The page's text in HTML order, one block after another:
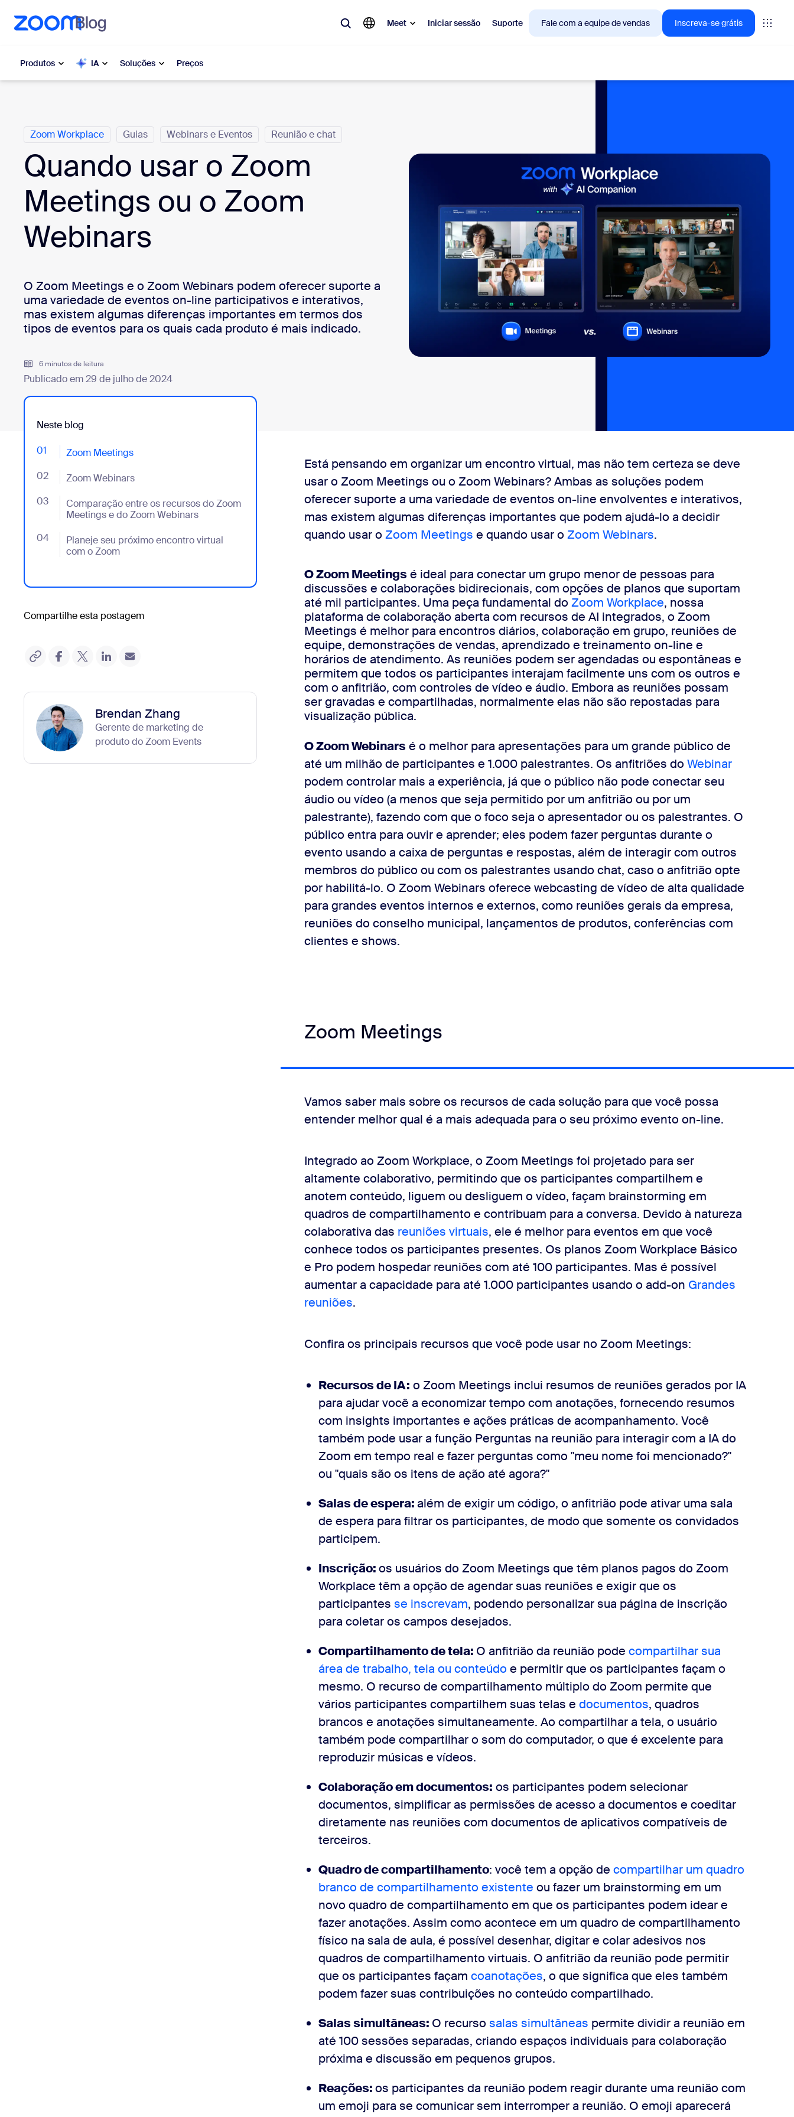
conteúdo principal
o chat de ajuda
Produtos IA Soluções Preços
Meet Iniciar sessão Suporte Fale com a equipe de vendas Inscreva-se grátis
Zoom Workplace
Serviços corporativos da Zoom
Zoom CX
Zoom AI
Aplicativos e integrações
O que está em alta, a tendência do momento, o que está gerando repercussão — as soluções que os clientes Zoom estão buscando no
My Notes Meetings
ZoomMate Rooms
Canvas
Insights de CX
Bonsai
Central de downloads
Categorias
Zoom Workplace Guias Webinars e Eventos Reunião e chat
Quando usar o Zoom
Meetings ou o Zoom
Webinars
O Zoom Meetings e o Zoom Webinars podem oferecer suporte a
uma variedade de eventos on-line participativos e interativos,
mas existem algumas diferenças importantes em termos dos
tipos de eventos para os quais cada produto é mais indicado.
6 minutos de leitura
Publicado em 29 de julho de 2024
Neste blog
01 Zoom Meetings
- Jumplink to Zoom Meetings
02 Zoom Webinars
- Jumplink to Zoom Webinars
03
Comparação entre os recursos do Zoom
Meetings e do Zoom Webinars
- Jumplink to Comparação entre os recursos do Zoom Meetings e do Zoom Webinars
04
Planeje seu próximo encontro virtual
com o Zoom
- Jumplink to Planeje seu próximo encontro virtual com o Zoom
Compartilhe esta postagem
Brendan Zhang
Gerente de marketing de
produto do Zoom Events
Está pensando em organizar um encontro virtual, mas não tem certeza se deve
usar o Zoom Meetings ou o Zoom Webinars? Ambas as soluções podem
oferecer suporte a uma variedade de eventos on-line envolventes e interativos,
mas existem algumas diferenças importantes que podem ajudá-lo a decidir
quando usar o Zoom Meetings e quando usar o Zoom Webinars.
O Zoom Meetings é ideal para conectar um grupo menor de pessoas para
discussões e colaborações bidirecionais, com opções de planos que suportam
até mil participantes. Uma peça fundamental do Zoom Workplace, nossa
plataforma de colaboração aberta com recursos de AI integrados, o Zoom
Meetings é melhor para encontros diários, colaboração em grupo, reuniões de
equipe, demonstrações de vendas, aprendizado e treinamento on-line e
horários de atendimento. As reuniões podem ser agendadas ou espontâneas e
permitem que todos os participantes interajam facilmente uns com os outros e
com o anfitrião, com controles de vídeo e áudio. Embora as reuniões possam
ser gravadas e compartilhadas, normalmente elas não são repostadas para
visualização pública.
O Zoom Webinars é o melhor para apresentações para um grande público de
até um milhão de participantes e 1.000 palestrantes. Os anfitriões do Webinar
podem controlar mais a experiência, já que o público não pode conectar seu
áudio ou vídeo (a menos que seja permitido por um anfitrião ou por um
palestrante), fazendo com que o foco seja o apresentador ou os palestrantes. O
público entra para ouvir e aprender; eles podem fazer perguntas durante o
evento usando a caixa de perguntas e respostas, além de interagir com outros
membros do público ou com os palestrantes usando chat, caso o anfitrião opte
por habilitá-lo. O Zoom Webinars oferece webcasting de vídeo de alta qualidade
para grandes eventos internos e externos, como reuniões gerais da empresa,
reuniões do conselho municipal, lançamentos de produtos, conferências com
clientes e shows.
Zoom Meetings
Vamos saber mais sobre os recursos de cada solução para que você possa
entender melhor qual é a mais adequada para o seu próximo evento on-line.
Integrado ao Zoom Workplace, o Zoom Meetings foi projetado para ser
altamente colaborativo, permitindo que os participantes compartilhem e
anotem conteúdo, liguem ou desliguem o vídeo, façam brainstorming em
quadros de compartilhamento e contribuam para a conversa. Devido à natureza
colaborativa das reuniões virtuais, ele é melhor para eventos em que você
conhece todos os participantes presentes. Os planos Zoom Workplace Básico
e Pro podem hospedar reuniões com até 100 participantes. Mas é possível
aumentar a capacidade para até 1.000 participantes usando o add-on Grandes
reuniões.
Confira os principais recursos que você pode usar no Zoom Meetings:
Recursos de IA: o Zoom Meetings inclui resumos de reuniões gerados por IA
para ajudar você a economizar tempo com anotações, fornecendo resumos
com insights importantes e ações práticas de acompanhamento. Você
também pode usar a função Perguntas na reunião para interagir com a IA do
Zoom em tempo real e fazer perguntas como "meu nome foi mencionado?"
ou "quais são os itens de ação até agora?"
Salas de espera:além de exigir um código, o anfitrião pode ativar uma sala
de espera para filtrar os participantes, de modo que somente os convidados
participem.
Inscrição:os usuários do Zoom Meetings que têm planos pagos do Zoom
Workplace têm a opção de agendar suas reuniões e exigir que os
participantes se inscrevam, podendo personalizar sua página de inscrição
para coletar os campos desejados.
Compartilhamento de tela: O anfitrião da reunião pode compartilhar sua
área de trabalho, tela ou conteúdo e permitir que os participantes façam o
mesmo. O recurso de compartilhamento múltiplo do Zoom permite que
vários participantes compartilhem suas telas e documentos, quadros
brancos e anotações simultaneamente. Ao compartilhar a tela, o usuário
também pode compartilhar o som do computador, o que é excelente para
reproduzir músicas e vídeos.
Colaboração em documentos: os participantes podem selecionar
documentos, simplificar as permissões de acesso a documentos e coeditar
diretamente nas reuniões com documentos de aplicativos compatíveis de
terceiros.
Quadro de compartilhamento: você tem a opção de compartilhar um quadro
branco de compartilhamento existente ou fazer um brainstorming em um
novo quadro de compartilhamento em que os participantes podem idear e
fazer anotações. Assim como acontece em um quadro de compartilhamento
físico na sala de aula, é possível desenhar, digitar e colar adesivos nos
quadros de compartilhamento virtuais. O anfitrião da reunião pode permitir
que os participantes façam coanotações, o que significa que eles também
podem fazer suas contribuições no conteúdo compartilhado.
Salas simultâneas: O recurso salas simultâneas permite dividir a reunião em
até 100 sessões separadas, criando espaços individuais para colaboração
próxima e discussão em pequenos grupos.
Reações:os participantes da reunião podem reagir durante uma reunião com
um emoji para se comunicar sem interromper a reunião. O emoji aparecerá